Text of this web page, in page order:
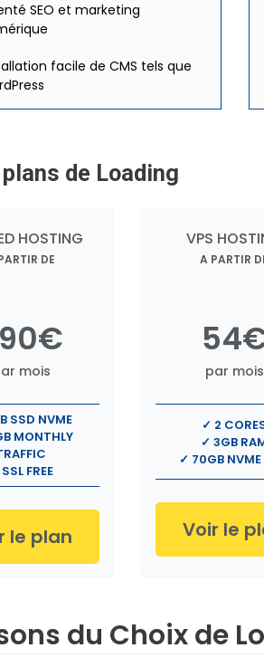
SEO et marketing
facile de CMS tels que
de Loading
HOSTING
DE
mois
SSD NVME
MONTHLY
FREE
le plan
VPS
A PARTIR
par mois
✓ 2
✓ 3GB
✓ 70GB NVME
Voir le
du Choix de